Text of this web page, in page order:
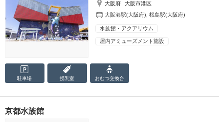
大阪府
大阪市港区
大阪港駅(大阪府) ,桜島駅(大阪府)
水族館・アクアリウム
屋内アミューズメント施設
駐車場 授乳室 おむつ交換台
京都水族館